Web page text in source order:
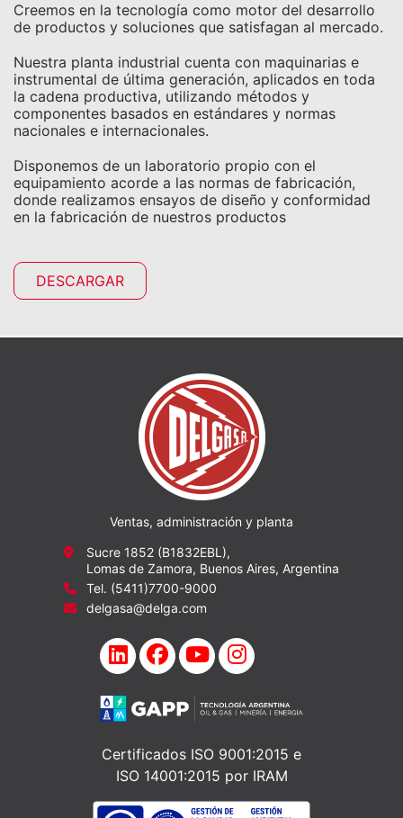
Creemos en la tecnología como motor del desarrollo
de productos y soluciones que satisfagan al mercado.
Nuestra planta industrial cuenta con maquinarias e
instrumental de última generación, aplicados en toda
la cadena productiva, utilizando métodos y
componentes basados en estándares y normas
nacionales e internacionales.
Disponemos de un laboratorio propio con el
equipamiento acorde a las normas de fabricación,
donde realizamos ensayos de diseño y conformidad
en la fabricación de nuestros productos
DESCARGAR
Ventas, administración y planta
Sucre 1852 (B1832EBL),
Lomas de Zamora, Buenos Aires, Argentina
Tel. (5411)7700-9000
delgasa@delga.com
Certificados ISO 9001:2015 e
ISO 14001:2015 por IRAM